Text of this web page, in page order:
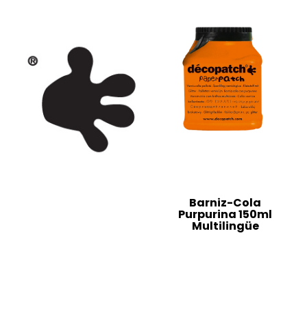
Barniz-Cola
Purpurina 150ml
Multilingüe